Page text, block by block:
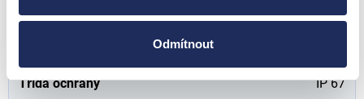
Odmítnout
Třída ochrany IP 67
0,00 Kč*
Ceny jsou viditelné